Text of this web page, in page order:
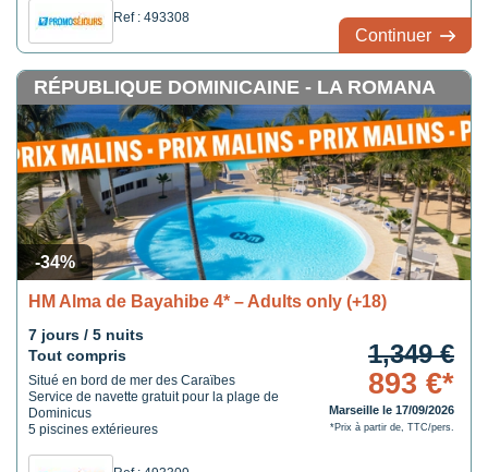
Ref : 493308
Continuer
-34%
RÉPUBLIQUE DOMINICAINE - LA ROMANA
HM Alma de Bayahibe 4* – Adults only (+18)
7 jours / 5 nuits
Tout compris
Situé en bord de mer des Caraïbes
Service de navette gratuit pour la plage de
Dominicus
5 piscines extérieures
1,349 €
893 €*
Marseille le 17/09/2026
*Prix à partir de, TTC/pers.